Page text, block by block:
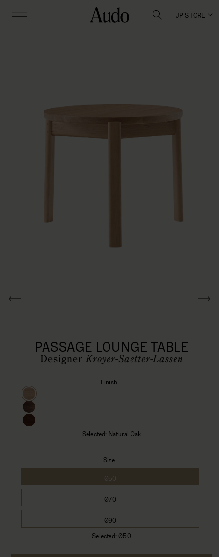
JP STORE
PASSAGE LOUNGE TABLE
Designer Kroyer-Saetter-Lassen
Finish
Selected: Natural Oak
Size
Ø50
Ø70
Ø90
Selected: Ø50